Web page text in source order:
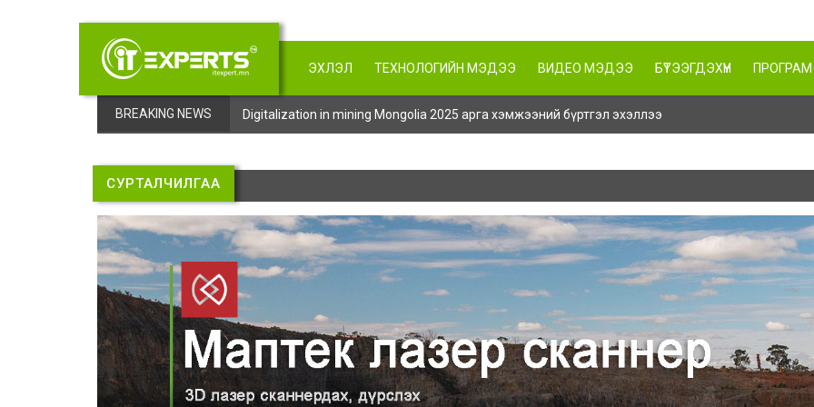
ЭХЛЭЛ ТЕХНОЛОГИЙН МЭДЭЭ ВИДЕО МЭДЭЭ БҮТЭЭГДЭХҮҮН ПРОГРАМ
BREAKING NEWS Digitalization in mining Mongolia 2025 арга хэмжээний бүртгэл эхэллээ
СУРТАЛЧИЛГАА